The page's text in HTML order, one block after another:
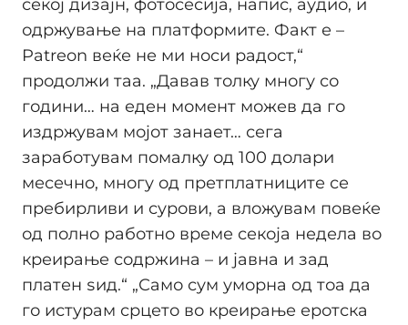
секој дизајн, фотосесија, напис, аудио, и
одржување на платформите. Факт е –
Patreon веќе не ми носи радост,“
продолжи таа. „Давав толку многу со
години… на еден момент можев да го
издржувам мојот занает… сега
заработувам помалку од 100 долари
месечно, многу од претплатниците се
пребирливи и сурови, а вложувам повеќе
од полно работно време секоја недела во
креирање содржина – и јавна и зад
платен ѕид.“ „Само сум уморна од тоа да
го истурам срцето во креирање еротска